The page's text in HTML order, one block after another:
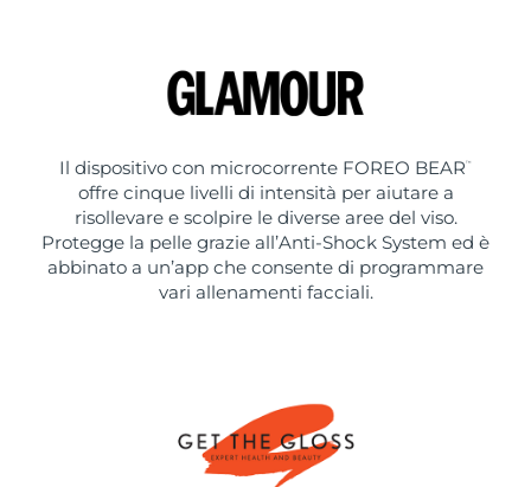
Il dispositivo con microcorrente FOREO BEAR ™
offre cinque livelli di intensità per aiutare a
risollevare e scolpire le diverse aree del viso.
Protegge la pelle grazie all’Anti-Shock System ed è
abbinato a un’app che consente di programmare
vari allenamenti facciali.